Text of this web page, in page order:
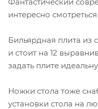
интересно
Бильярдная плита из
и стоит на 12
задать плите
Ножки стола тоже
установки стола на